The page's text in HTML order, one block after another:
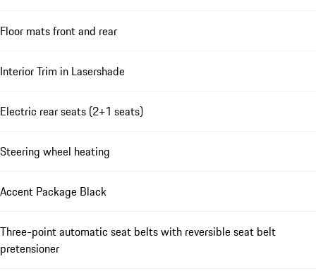
Floor mats front and rear
Interior Trim in Lasershade
Electric rear seats (2+1 seats)
Steering wheel heating
Accent Package Black
Three-point automatic seat belts with reversible seat belt
pretensioner